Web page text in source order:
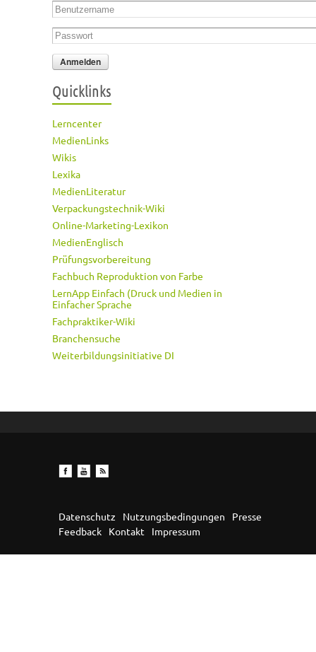
Benutzername
Passwort
Quicklinks
Lerncenter
MedienLinks
Wikis
Lexika
MedienLiteratur
Verpackungstechnik-Wiki
Online-Marketing-Lexikon
MedienEnglisch
Prüfungsvorbereitung
Fachbuch Reproduktion von Farbe
LernApp Einfach (Druck und Medien in
Einfacher Sprache
Fachpraktiker-Wiki
Branchensuche
Weiterbildungsinitiative DI
Datenschutz Nutzungsbedingungen
Presse
Feedback
Kontakt Impressum